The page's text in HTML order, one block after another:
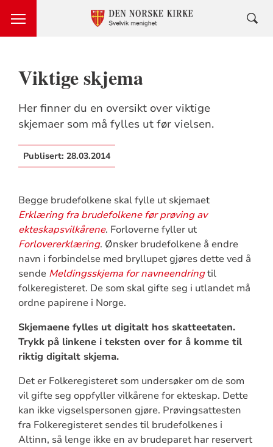
Viktige skjema
Her finner du en oversikt over viktige
skjemaer som må fylles ut før vielsen.
Publisert: 28.03.2014
Begge brudefolkene skal fylle ut skjemaet
Erklæring fra brudefolkene før prøving av
ekteskapsvilkårene. Forloverne fyller ut
Forlovererklæring. Ønsker brudefolkene å endre
navn i forbindelse med bryllupet gjøres dette ved å
sende Meldingsskjema for navneendringtil
folkeregisteret. De som skal gifte seg i utlandet må
ordne papirene i Norge.
Skjemaene fylles ut digitalt hos skatteetaten.
Trykk på linkene i teksten over for å komme til
riktig digitalt skjema.
Det er Folkeregisteret som undersøker om de som
vil gifte seg oppfyller vilkårene for ekteskap. Dette
kan ikke vigselspersonen gjøre. Prøvingsattesten
fra Folkeregisteret sendes til brudefolkenes i
Altinn, så lenge ikke en av brudeparet har reservert